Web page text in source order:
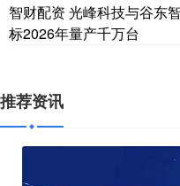
智财配资 光峰科技与谷东
标2026年量产千万台
推荐资讯